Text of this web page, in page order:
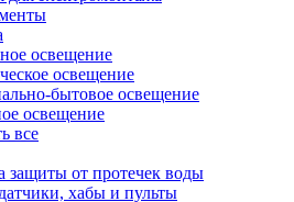
освещение
освещение
бытовое освещение
освещение
все
защиты от протечек воды
хабы и пульты